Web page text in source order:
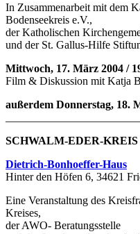
In Zusammenarbeit mit dem
Bodenseekreis e.V.,
der Katholischen
und der St. Gallus-Hilfe
Mittwoch, 17. März 2004 /
Film & Diskussion mit Katja
außerdem Donnerstag, 18.
SCHWALM-EDER-
Dietrich-Bonhoeffer-Haus
Hinter den Höfen 6, 34621
Eine Veranstaltung des
Kreises,
der AWO- Beratungsstelle